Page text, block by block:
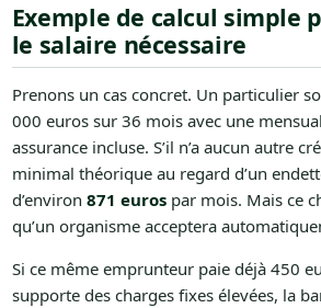
Exemple de calcul simple
le salaire nécessaire
Prenons un cas concret. Un particulier
000 euros sur 36 mois avec une
assurance incluse. S’il n’a aucun autre
minimal théorique au regard d’un
d’environ 871 eurospar mois. Mais ce
qu’un organisme acceptera
Si ce même emprunteur paie déjà 450
supporte des charges fixes élevées, la